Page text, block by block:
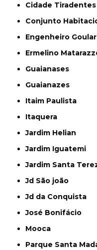
Cidade Tiradentes
Conjunto
Engenheiro
Ermelino
Guaianases
Guaianazes
Itaim Paulista
Itaquera
Jardim Helian
Jardim Iguatemi
Jardim Santa
Jd São joão
Jd da Conquista
José Bonifácio
Mooca
Parque Santa